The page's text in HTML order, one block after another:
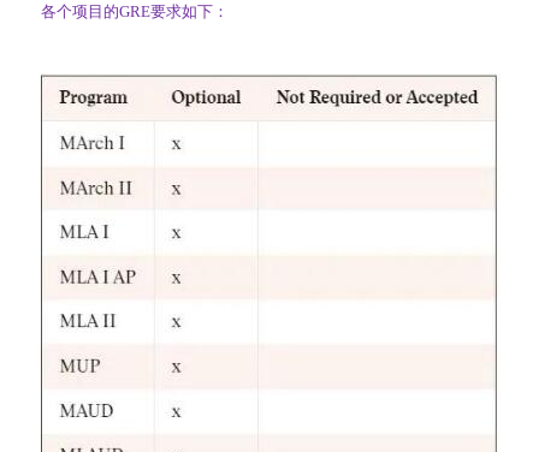
各个项目的GRE要求如下：